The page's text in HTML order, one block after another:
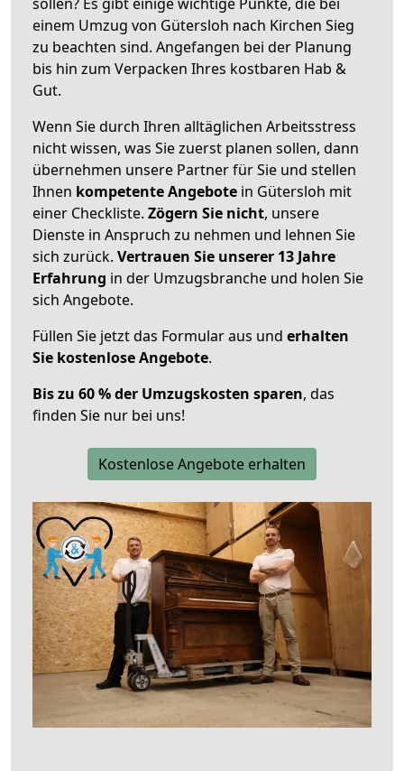
einem Umzug von Gütersloh nach Kirchen Sieg
zu beachten sind. Angefangen bei der Planung
bis hin zum Verpacken Ihres kostbaren Hab &
Gut.
Wenn Sie durch Ihren alltäglichen Arbeitsstress
nicht wissen, was Sie zuerst planen sollen, dann
übernehmen unsere Partner für Sie und stellen
Ihnen kompetente Angebote in Gütersloh mit
einer Checkliste. Zögern Sie nicht, unsere
Dienste in Anspruch zu nehmen und lehnen Sie
sich zurück. Vertrauen Sie unserer 13 Jahre
Erfahrung in der Umzugsbranche und holen Sie
sich Angebote.
Füllen Sie jetzt das Formular aus und erhalten
Sie kostenlose Angebote.
Bis zu 60 % der Umzugskosten sparen, das
finden Sie nur bei uns!
Kostenlose Angebote erhalten